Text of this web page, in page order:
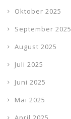
Oktober 2025
September 2025
August 2025
Juli 2025
Juni 2025
Mai 2025